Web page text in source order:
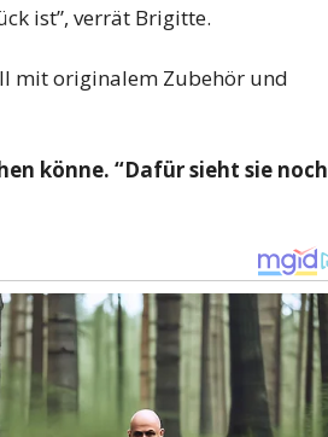
ist”, verrät Brigitte.
mit originalem Zubehör und
könne. “Dafür sieht sie noch